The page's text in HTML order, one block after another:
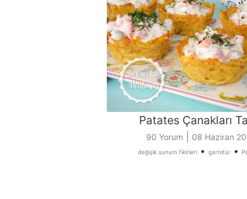
Patates Çanakları
90 Yorum 08 Haziran
değişik sunum fikirleri • garnitür •